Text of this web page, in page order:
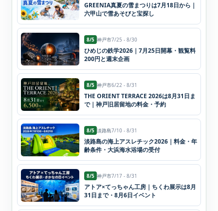
GREENIA真夏の雪まつりは7月18日から｜
六甲山で雪あそびと宝探し
8/5 神戸市7/25 - 8/30
ひめじの鉄学2026｜7月25日開幕・観覧料
200円と週末企画
8/5 神戸市6/22 - 8/31
THE ORIENT TERRACE 2026は8月31日ま
で｜神戸旧居留地の料金・予約
8/5 淡路島7/10 - 8/31
淡路島の海上アスレチック2026｜料金・年
齢条件・大浜海水浴場の受付
8/5 神戸市7/17 - 8/31
アトア×てっちゃん工房｜ちくわ展示は8月
31日まで・8月6日イベント